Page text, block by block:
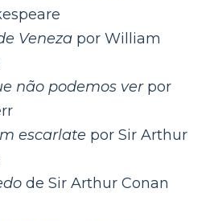
Veneza por William
não podemos verpor
escarlate por Sir Arthur
de Sir Arthur Conan